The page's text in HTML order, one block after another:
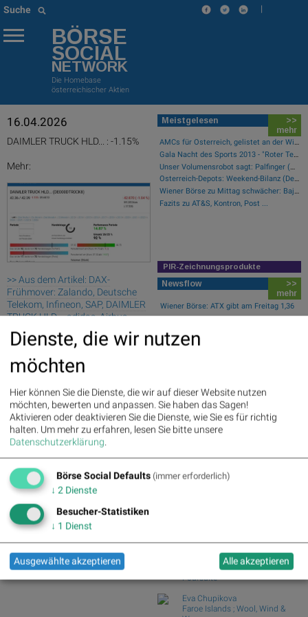
Suche |
BÖRSE
SOCIAL
NETWORK
Die Homebase
österreichischer Aktien
16.04.2026
DAIMLER TRUCK HLD... : -1.15%
Mehr:
>> Aus dem Artikel: DAX-
Frühmover: Zalando, Deutsche
Telekom, Infineon, SAP, DAIMLER
TRUCK HLD..., adidas, Airbus
Group, Merck KGaA, Bayer und
RWE
Palfinger : 1.32%
voestalpine : 0.23%
CA Immo : 0.21%» Details
Uniqa : 0.05%» Details
DO&CO : 0.00%» Details
Erste Group : -1.19%» Details
Bawag : -1.34%» Details
» Details
Österreichische Post : -4.48%»
Details
Meistgelesen
>>
mehr
AMCs für Österreich, gelistet an der Wiener Börse
Gala Nacht des Sports 2013 - "Roter Teppich"
Unser Volumensrobot sagt: Palfinger (#gabb Radar)
Österreich-Depots: Weekend-Bilanz (Depot Kommentar)
Wiener Börse zu Mittag schwächer: Bajaj Mobility, FACC und Agrana gesucht
Fazits zu AT&S, Kontron, Post ...
PIR-Zeichnungsprodukte
Newsflow
>>
mehr
Wiener Börse: ATX gibt am Freitag 1,36
Wiener Börse Nebenwerte-Blick:
Marinomed steigt 8...
Wie Österreichische Post, AT&S,
Wienerberger, Pal...
Wiener Börse Party #1216: ATX
schwächer, Bajaj Mo...
(Depot Kommentar)
Börse Social Club Board
Stains & Ashes
Poursuite
Eva Chupikova
Faroe Islands ; Wool, Wind &
Dienste, die wir nutzen
möchten
Hier können Sie die Dienste, die wir auf dieser Website nutzen
möchten, bewerten und anpassen. Sie haben das Sagen!
Aktivieren oder deaktivieren Sie die Dienste, wie Sie es für richtig
halten. Um mehr zu erfahren, lesen Sie bitte unsere
Datenschutzerklärung.
Börse Social Defaults (immer erforderlich)
↓ 2 Dienste
Besucher-Statistiken
↓ 1 Dienst
Ausgewählte akzeptieren Alle akzeptieren